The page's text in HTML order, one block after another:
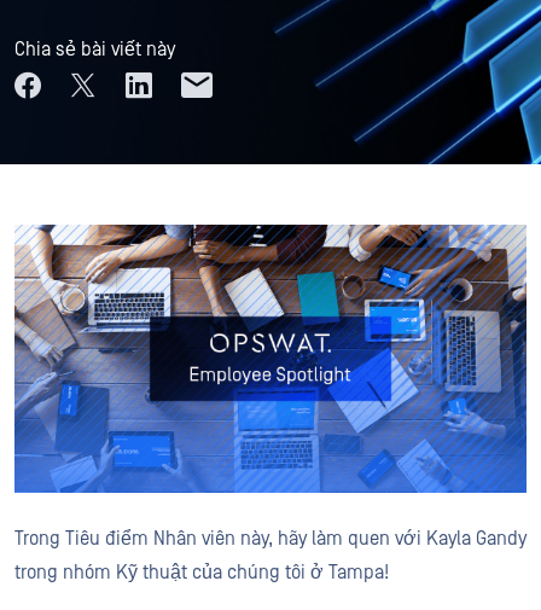
Chia sẻ bài viết này
Trong Tiêu điểm Nhân viên này, hãy làm quen với Kayla Gandy
trong nhóm Kỹ thuật của chúng tôi ở Tampa!